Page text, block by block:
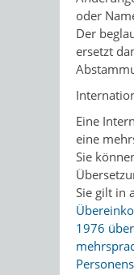
oder
Der
ersetzt
Eine
eine
Sie
Sie gilt in
1976